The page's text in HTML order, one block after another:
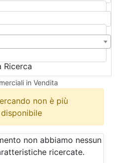
in Vendita
Ricerca
non è più
non abbiamo nessun
ricercate.